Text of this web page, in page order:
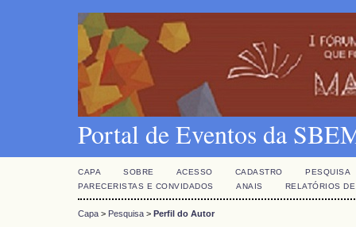
Portal de Eventos da
CAPA SOBRE ACESSO CADASTRO
PESQUISA
PARECERISTAS E CONVIDADOS
ANAIS RELATÓRIOS
Capa > Pesquisa > Perfil do Autor